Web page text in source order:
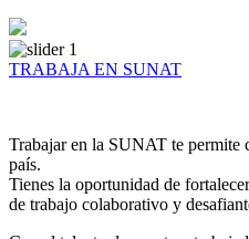
TRABAJA EN SUNAT
Trabajar en la SUNAT te permite
país.
Tienes la oportunidad de
de trabajo colaborativo y